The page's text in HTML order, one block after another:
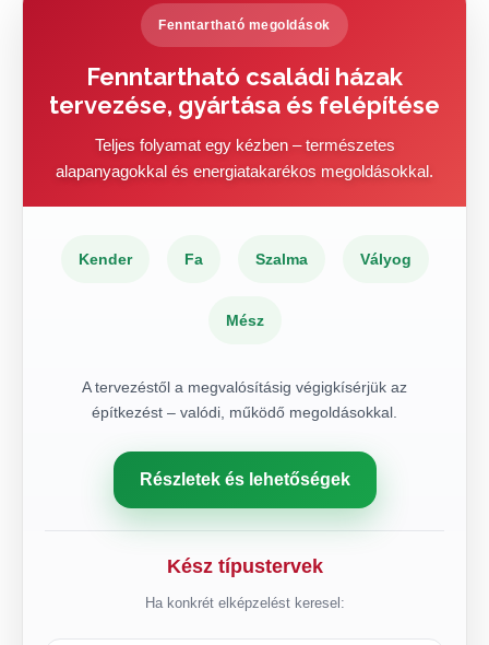
Fenntartható megoldások
Fenntartható családi házak
tervezése, gyártása és felépítése
Teljes folyamat egy kézben – természetes
alapanyagokkal és energiatakarékos megoldásokkal.
Kender Fa Szalma Vályog
Mész
A tervezéstől a megvalósításig végigkísérjük az
építkezést – valódi, működő megoldásokkal.
Részletek és lehetőségek
Kész típustervek
Ha konkrét elképzelést keresel: